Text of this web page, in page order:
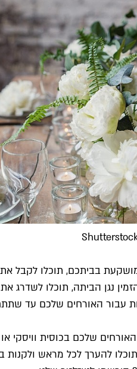
בביתכם, תוכלו לקבל
נגן הביתה, תוכלו לשדרג
עבור האורחים שלכם עד
שלכם בכוסית וויסקי
להערך לכל מראש ולקנות